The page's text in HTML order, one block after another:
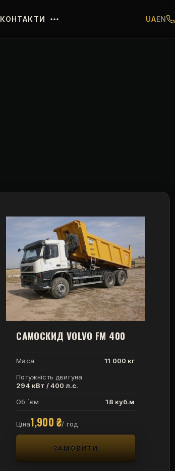
КОНТАКТИ UAEN
САМОСКИД VOLVO FM 400
Маса
11 000 кг
Потужність двигуна
294 кВт / 400 л.с.
Об `єм
18 куб.м
Ціна1,900 ₴/ год
ЗАМОВИТИ